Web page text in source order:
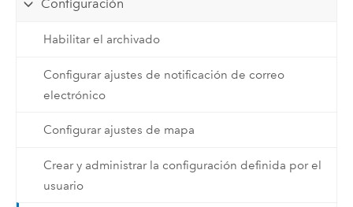
Configuración
Habilitar el archivado
Configurar ajustes de notificación de correo
electrónico
Configurar ajustes de mapa
Crear y administrar la configuración definida por el
usuario